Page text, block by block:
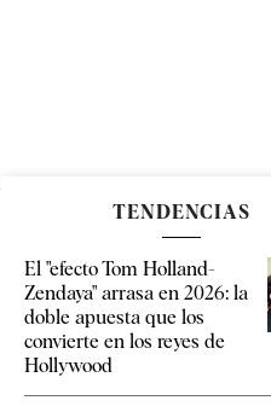
TENDENCIAS
El "efecto Tom Holland-
Zendaya" arrasa en 2026: la
doble apuesta que los
convierte en los reyes de
Hollywood